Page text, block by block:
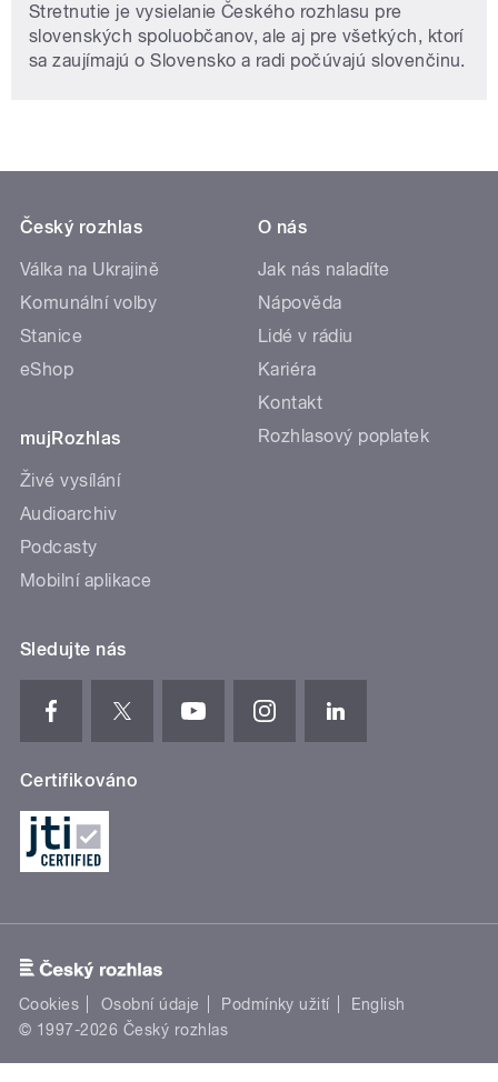
Stretnutie je vysielanie Českého rozhlasu pre
slovenských spoluobčanov, ale aj pre všetkých, ktorí
sa zaujímajú o Slovensko a radi počúvajú slovenčinu.
Český rozhlas
Válka na Ukrajině
Komunální volby
Stanice
eShop
mujRozhlas
Živé vysílání
Audioarchiv
Podcasty
Mobilní aplikace
O nás
Jak nás naladíte
Nápověda
Lidé v rádiu
Kariéra
Kontakt
Rozhlasový poplatek
Sledujte nás
Certifikováno
Cookies Osobní údaje Podmínky užití
English
© 1997-2026 Český rozhlas